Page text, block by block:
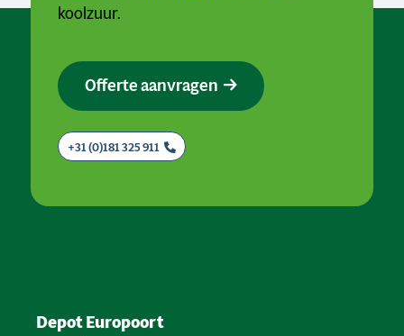
koolzuur.
Offerte aanvragen
+31 (0)181 325 911
Depot Europoort